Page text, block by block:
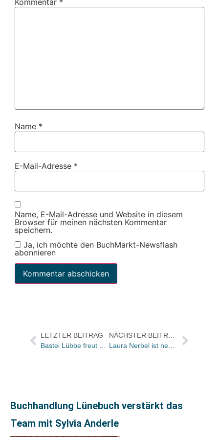
Name *
E-Mail-Adresse *
Name, E-Mail-Adresse und Website in diesem
Browser für meinen nächsten Kommentar
speichern.
Ja, ich möchte den BuchMarkt-Newsflash
abonnieren
LETZTER BEITRAG
Buchhandlung Lünebuch verstärkt das
Team mit Sylvia Anderle